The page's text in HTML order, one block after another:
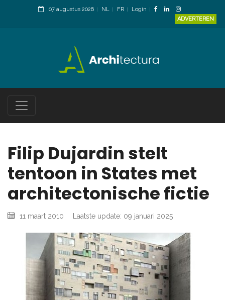
07 augustus 2026 NL FR
Login
ADVERTEREN
Filip Dujardin stelt
tentoon in States met
architectonische fictie
11 maart 2010 Laatste update: 09 januari 2025